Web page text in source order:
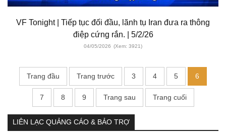
VF Tonight | Tiếp tục đối đầu, lãnh tụ Iran đưa ra thông
điệp cứng rắn. | 5/2/26
04/05/2026 (Xem: 3921)
Trang đầu Trang trước 3 4 5 6
7 8 9 Trang sau Trang cuối
LIÊN LẠC QUẢNG CÁO & BẢO TRỢ